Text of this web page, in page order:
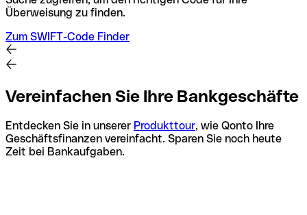
Überweisung zu finden.
Zum SWIFT-Code Finder
Vereinfachen Sie Ihre Bankgeschäfte
Entdecken Sie in unserer Produkttour, wie Qonto Ihre
Geschäftsfinanzen vereinfacht. Sparen Sie noch heute
Zeit bei Bankaufgaben.